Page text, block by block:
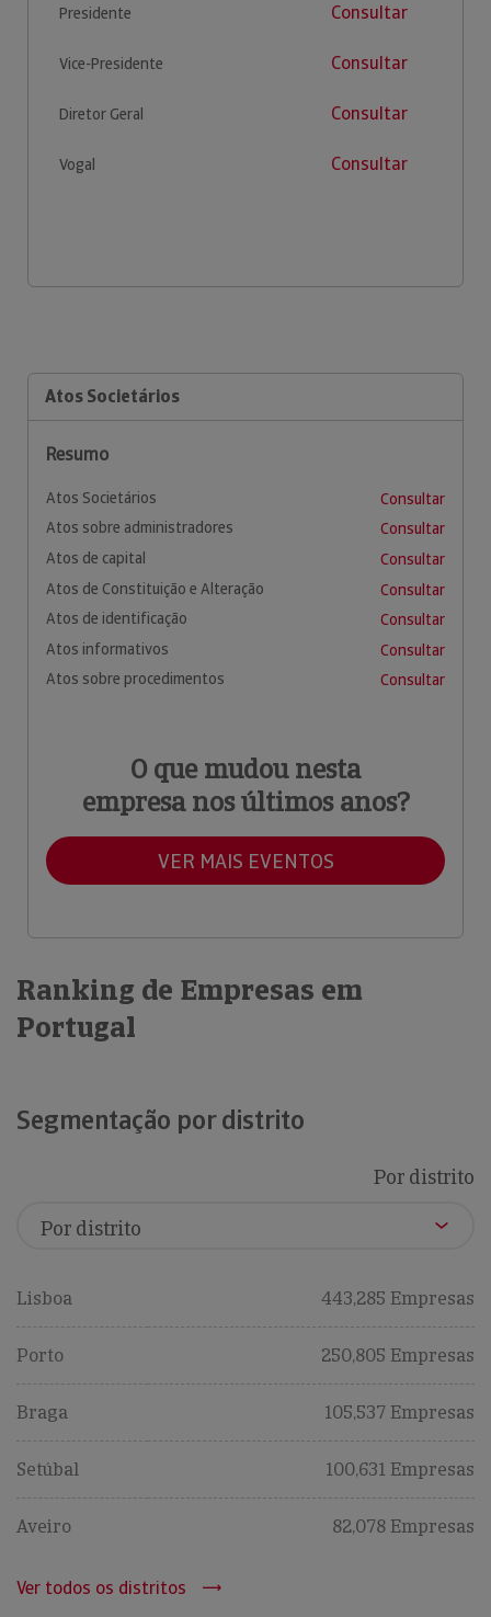
Presidente Consultar
Vice-Presidente Consultar
Diretor Geral Consultar
Vogal Consultar
Atos Societários
Resumo
Atos Societários
Consultar
Atos sobre administradores
Consultar
Atos de capital
Consultar
Atos de Constituição e Alteração
Consultar
Atos de identificação
Consultar
Atos informativos
Consultar
Atos sobre procedimentos
Consultar
O que mudou nesta
empresa nos últimos anos?
VER MAIS EVENTOS
Ranking de Empresas em
Portugal
Segmentação por distrito
Por distrito
Lisboa 443,285 Empresas
Porto 250,805 Empresas
Braga 105,537 Empresas
Setúbal 100,631 Empresas
Aveiro 82,078 Empresas
Ver todos os distritos